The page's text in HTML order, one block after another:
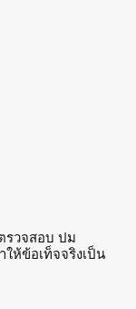
รวจสอบ ปม
ห้ข้อเท็จจริงเป็น